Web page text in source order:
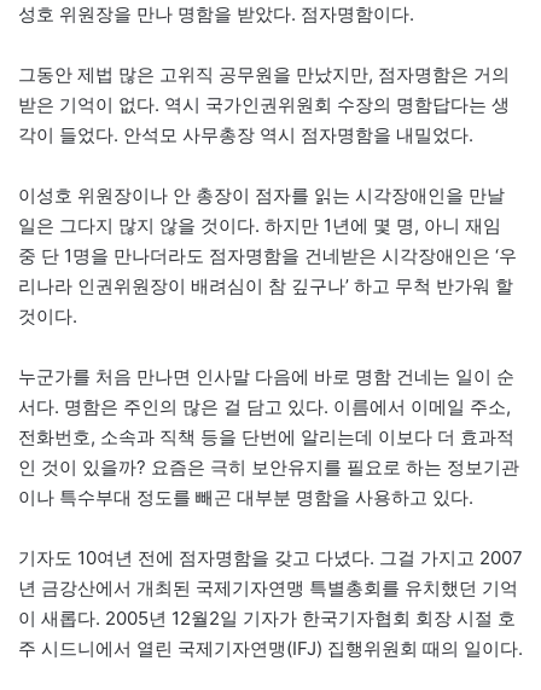
성호 위원장을 만나 명함을 받았다. 점자명함이다.
그동안 제법 많은 고위직 공무원을 만났지만, 점자명함은 거의
받은 기억이 없다. 역시 국가인권위원회 수장의 명함답다는 생
각이 들었다. 안석모 사무총장 역시 점자명함을 내밀었다.
이성호 위원장이나 안 총장이 점자를 읽는 시각장애인을 만날
일은 그다지 많지 않을 것이다. 하지만 1년에 몇 명, 아니 재임
중 단 1명을 만나더라도 점자명함을 건네받은 시각장애인은 ‘우
리나라 인권위원장이 배려심이 참 깊구나’ 하고 무척 반가워 할
것이다.
누군가를 처음 만나면 인사말 다음에 바로 명함 건네는 일이 순
서다. 명함은 주인의 많은 걸 담고 있다. 이름에서 이메일 주소,
전화번호, 소속과 직책 등을 단번에 알리는데 이보다 더 효과적
인 것이 있을까? 요즘은 극히 보안유지를 필요로 하는 정보기관
이나 특수부대 정도를 빼곤 대부분 명함을 사용하고 있다.
기자도 10여년 전에 점자명함을 갖고 다녔다. 그걸 가지고 2007
년 금강산에서 개최된 국제기자연맹 특별총회를 유치했던 기억
이 새롭다. 2005년 12월2일 기자가 한국기자협회 회장 시절 호
주 시드니에서 열린 국제기자연맹(IFJ) 집행위원회 때의 일이다.